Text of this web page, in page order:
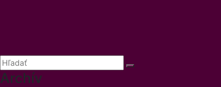
Archív